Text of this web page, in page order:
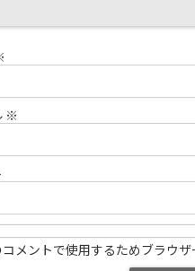
※
メントで使用するためブラウ